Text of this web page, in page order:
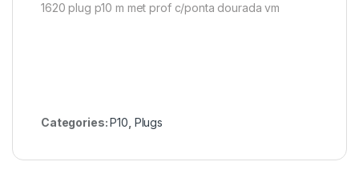
1620 plug p10 m met prof c/ponta dourada vm
Categories:P10 Plugs